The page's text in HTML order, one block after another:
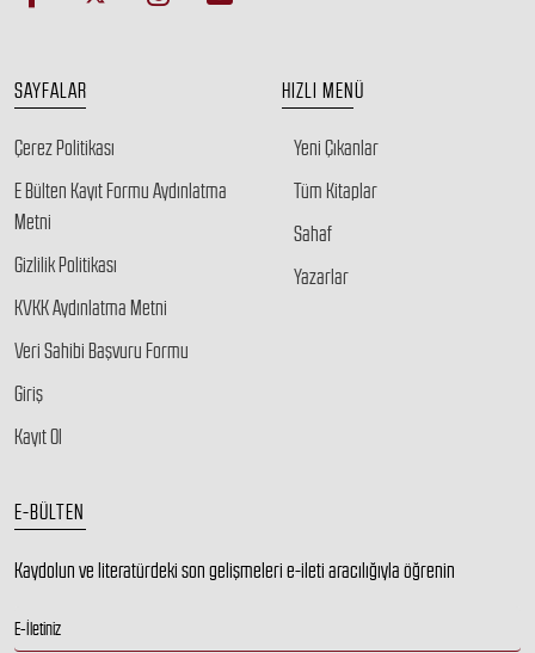
SAYFALAR
Çerez Politikası
E Bülten Kayıt Formu Aydınlatma
Metni
Gizlilik Politikası
KVKK Aydınlatma Metni
Veri Sahibi Başvuru Formu
Giriş
Kayıt Ol
HIZLI MENÜ
Yeni Çıkanlar
Tüm Kitaplar
Sahaf
Yazarlar
E-BÜLTEN
Kaydolun ve literatürdeki son gelişmeleri e-ileti aracılığıyla öğrenin